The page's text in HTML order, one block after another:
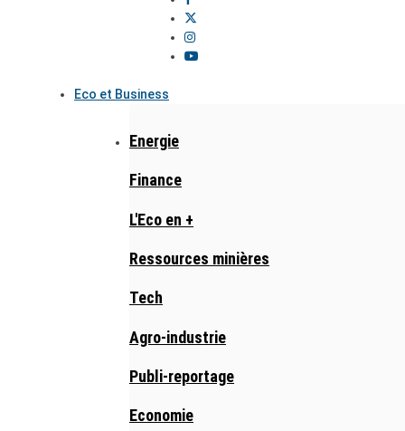
Eco et Business
Energie
Finance
L'Eco en +
Ressources minières
Tech
Agro-industrie
Publi-reportage
Economie